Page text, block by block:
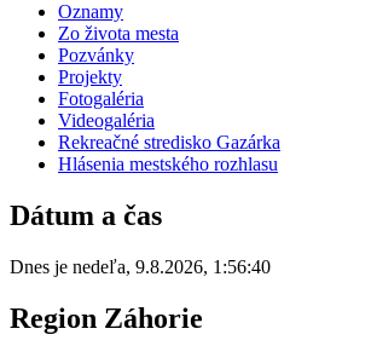
Oznamy
Zo života mesta
Pozvánky
Projekty
Fotogaléria
Videogaléria
Rekreačné stredisko Gazárka
Hlásenia mestského rozhlasu
Dátum a čas
Dnes je nedeľa, 9.8.2026, 1:56:40
Region Záhorie